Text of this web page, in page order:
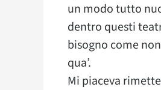
un modo tutto
dentro questi
bisogno come
qua’.
Mi piaceva